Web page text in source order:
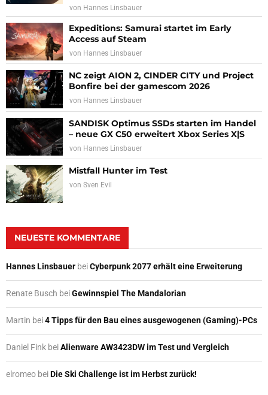
von Hannes Linsbauer
Expeditions: Samurai startet im Early
Access auf Steam
von Hannes Linsbauer
NC zeigt AION 2, CINDER CITY und Project
Bonfire bei der gamescom 2026
von Hannes Linsbauer
SANDISK Optimus SSDs starten im Handel
– neue GX C50 erweitert Xbox Series X|S
von Hannes Linsbauer
Mistfall Hunter im Test
von Sven Evil
NEUESTE KOMMENTARE
Hannes Linsbauer beiCyberpunk 2077 erhält eine Erweiterung
Renate Busch beiGewinnspiel The Mandalorian
Martin bei4 Tipps für den Bau eines ausgewogenen (Gaming)-PCs
Daniel Fink beiAlienware AW3423DW im Test und Vergleich
elromeo beiDie Ski Challenge ist im Herbst zurück!